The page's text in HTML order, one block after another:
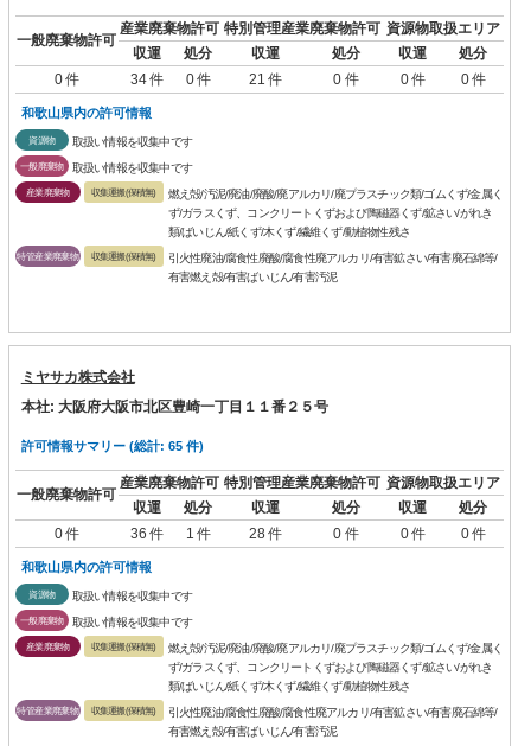
一般廃棄物許可
産業廃棄物許可 特別管理産業廃棄物許可 資源物取扱エリア
収運
処分 収運 処分 収運
処分
0 件
34 件 0 件 21 件 0 件 0 件 0 件
和歌山県内の許可情報
資源物 取扱い情報を収集中です
一般廃棄物 取扱い情報を収集中です
産業廃棄物 収集運搬(保積無)
燃え殻/汚泥/廃油/廃酸/廃アルカリ/廃プラスチック類/ゴムくず/金属く
ず/ガラスくず、コンクリートくずおよび陶磁器くず/鉱さい/がれき
類/ばいじん/紙くず/木くず/繊維くず/動植物性残さ
特管産業廃棄物 収集運搬(保積無)
引火性廃油/腐食性廃酸/腐食性廃アルカリ/有害鉱さい/有害廃石綿等/
有害燃え殻/有害ばいじん/有害汚泥
ミヤサカ株式会社
本社: 大阪府大阪市北区豊崎一丁目１１番２５号
許可情報サマリー (総計: 65 件)
一般廃棄物許可
産業廃棄物許可 特別管理産業廃棄物許可 資源物取扱エリア
収運
処分 収運 処分 収運
処分
0 件
36 件 1 件 28 件 0 件 0 件 0 件
和歌山県内の許可情報
資源物 取扱い情報を収集中です
一般廃棄物 取扱い情報を収集中です
産業廃棄物 収集運搬(保積無)
燃え殻/汚泥/廃油/廃酸/廃アルカリ/廃プラスチック類/ゴムくず/金属く
ず/ガラスくず、コンクリートくずおよび陶磁器くず/鉱さい/がれき
類/ばいじん/紙くず/木くず/繊維くず/動植物性残さ
特管産業廃棄物 収集運搬(保積無)
引火性廃油/腐食性廃酸/腐食性廃アルカリ/有害鉱さい/有害廃石綿等/
有害燃え殻/有害ばいじん/有害汚泥